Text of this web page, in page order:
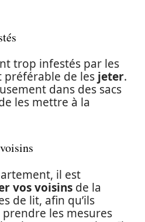
trop infestés par les
préférable de les jeter.
dans des sacs
les mettre à la
il est
vos voisins de la
de lit, afin qu’ils
les mesures